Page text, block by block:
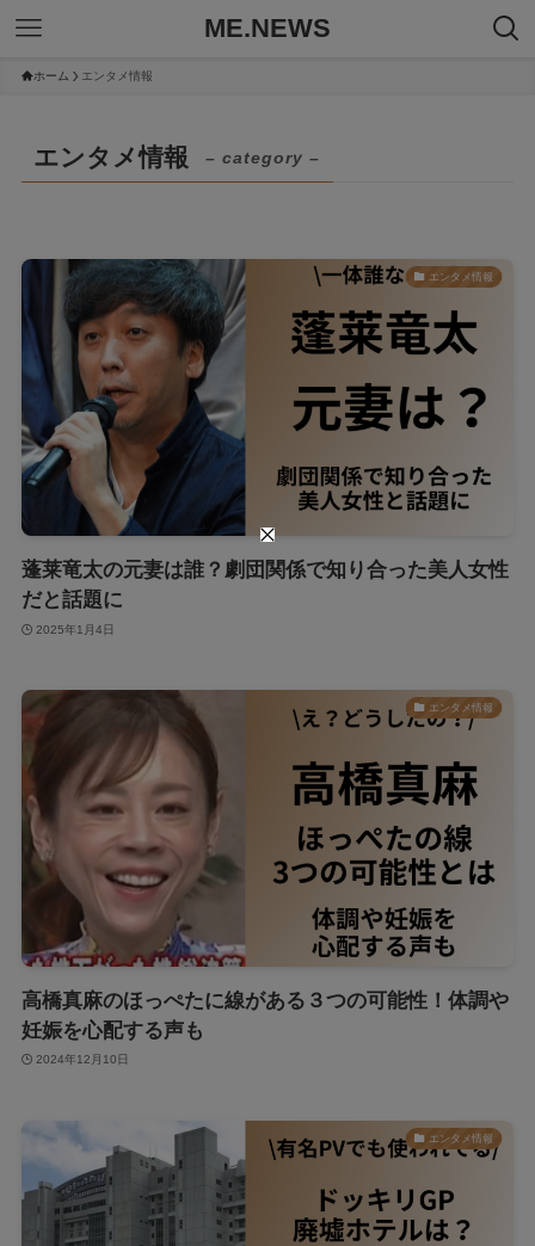
ME.NEWS
ホーム エンタメ情報
エンタメ情報 – category –
エンタメ情報
蓬莱竜太の元妻は誰？劇団関係で知り合った美人女性
だと話題に
2025年1月4日
エンタメ情報
高橋真麻のほっぺたに線がある３つの可能性！体調や
妊娠を心配する声も
2024年12月10日
エンタメ情報